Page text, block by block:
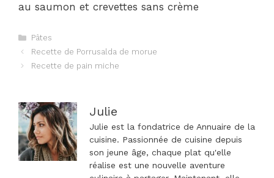
au saumon et crevettes sans crème
Catégories
Pâtes
Navigation
des
Recette de Porrusalda de morue
Recette de pain miche
Julie
Julie est la fondatrice de Annuaire de la
cuisine. Passionnée de cuisine depuis
son jeune âge, chaque plat qu'elle
réalise est une nouvelle aventure